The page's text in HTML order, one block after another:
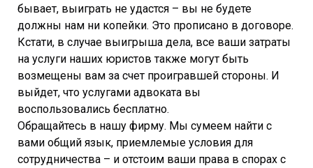
бывает, выиграть не удастся – вы не будете
должны нам ни копейки. Это прописано в договоре.
Кстати, в случае выигрыша дела, все ваши затраты
на услуги наших юристов также могут быть
возмещены вам за счет проигравшей стороны. И
выйдет, что услугами адвоката вы
воспользовались бесплатно.
Обращайтесь в нашу фирму. Мы сумеем найти с
вами общий язык, приемлемые условия для
сотрудничества – и отстоим ваши права в спорах с